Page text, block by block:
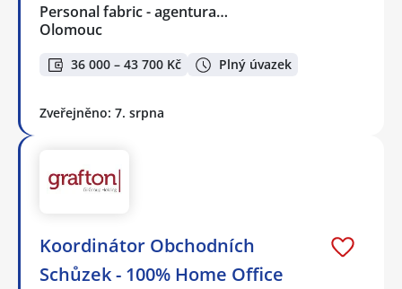
Personal fabric - agentura…
Olomouc
36 000 – 43 700 Kč Plný úvazek
Zveřejněno: 7. srpna
Koordinátor Obchodních
Schůzek - 100% Home Office